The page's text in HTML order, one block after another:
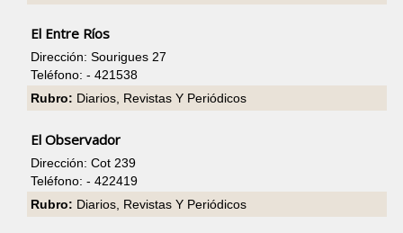
El Entre Ríos
Dirección: Sourigues 27
Teléfono: - 421538
Rubro: Diarios, Revistas Y Periódicos
El Observador
Dirección: Cot 239
Teléfono: - 422419
Rubro: Diarios, Revistas Y Periódicos